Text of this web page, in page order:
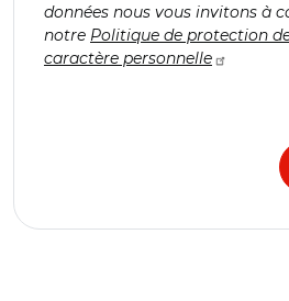
données nous vous invitons à
notre Politique de protection
caractère personnelle